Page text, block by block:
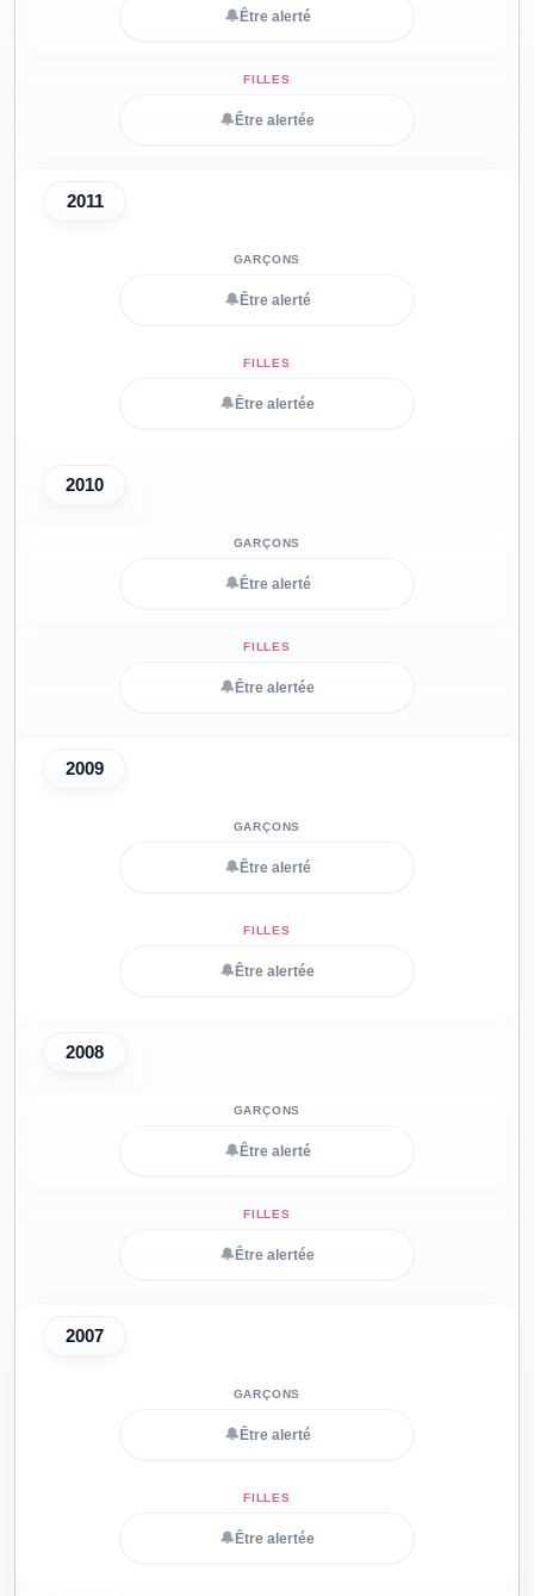
🔔 Être alerté
🔔 Être alertée
2011
🔔 Être alerté
🔔 Être alertée
2010
🔔 Être alerté
🔔 Être alertée
2009
🔔 Être alerté
🔔 Être alertée
2008
🔔 Être alerté
🔔 Être alertée
2007
🔔 Être alerté
🔔 Être alertée